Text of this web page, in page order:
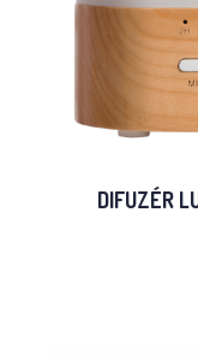
DIFUZÉR